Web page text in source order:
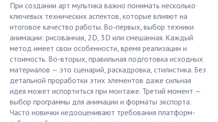
При создании арт мультика важно понимать несколько
ключевых технических аспектов, которые влияют на
итоговое качество работы. Во-первых, выбор техники
анимации: рисованная, 2D, 3D или смешанная. Каждый
метод имеет свои особенности, время реализации и
стоимость. Во-вторых, правильная подготовка исходных
материалов — это сценарий, раскадровка, стилистика. Без
детальной проработки этих элементов даже сильная
идея может испортиться при монтаже. Третий момент —
выбор программы для анимации и форматы экспорта.
Часто новички недооценивают требования платформ-